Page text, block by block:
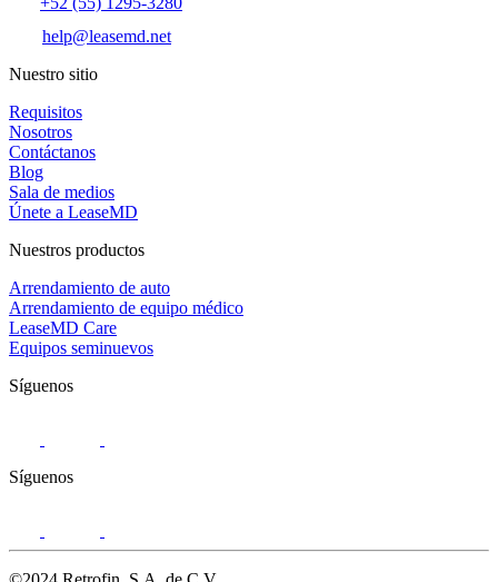
help@leasemd.net
Nuestro sitio
Requisitos
Nosotros
Contáctanos
Blog
Sala de medios
Únete a LeaseMD
Nuestros productos
Arrendamiento de auto
Arrendamiento de equipo médico
LeaseMD Care
Equipos seminuevos
Síguenos
Síguenos